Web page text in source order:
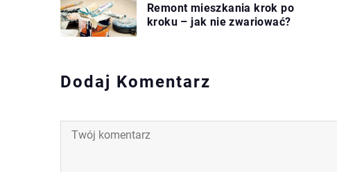
Remont mieszkania krok po
kroku – jak nie zwariować?
Dodaj Komentarz